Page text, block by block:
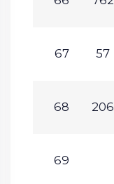
67 57
68 206
69